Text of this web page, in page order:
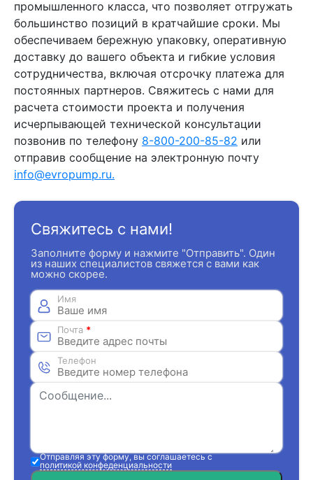
промышленного класса, что позволяет отгружать
большинство позиций в кратчайшие сроки. Мы
обеспечиваем бережную упаковку, оперативную
доставку до вашего объекта и гибкие условия
сотрудничества, включая отсрочку платежа для
постоянных партнеров. Свяжитесь с нами для
расчета стоимости проекта и получения
исчерпывающей технической консультации
позвонив по телефону 8-800-200-85-82 или
отправив сообщение на электронную почту
info@evropump.ru.
Свяжитесь с нами!
Заполните форму и нажмите "Отправить". Один
из наших специалистов свяжется с вами как
можно скорее.
Имя
Почта *
Телефон
Отправляя эту форму, вы соглашаетесь с
политикой конфеденциальности